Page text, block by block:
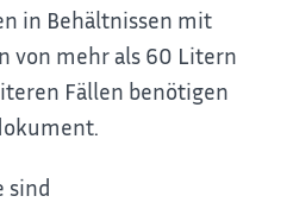
in Behältnissen mit
von mehr als 60 Litern
Fällen benötigen
sind